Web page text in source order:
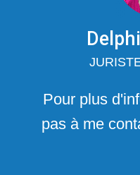
Pour plus
pas à me